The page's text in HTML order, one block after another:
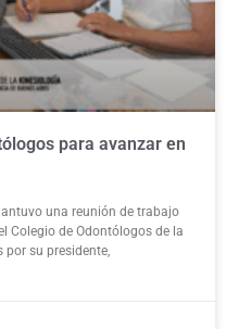
para avanzar en
una reunión de trabajo
Colegio de Odontólogos de la
por su presidente,